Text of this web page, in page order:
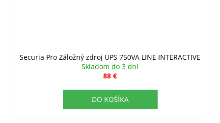
Securia Pro Záložný zdroj UPS 750VA LINE INTERACTIVE
Skladom do 3 dní
88 €
DO KOŠÍKA